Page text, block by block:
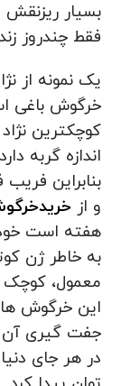
بسیار
فقط چندروز
یک نمونه از
کوچکترین
اندازه گربه
بنابراین
و از
هفته است
به خاطر ژن
معمول، کوچک
این خرگوش
جفت گیری آن
در هر جای